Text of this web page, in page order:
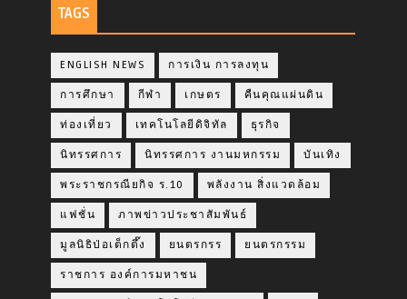
TAGS
ENGLISH NEWS การเงิน การลงทุน
การศึกษา กีฬา เกษตร คืนคุณแผ่นดิน
ท่องเที่ยว เทคโนโลยีดิจิทัล ธุรกิจ
นิทรรศการ นิทรรศการ งานมหกรรม บันเทิง
พระราชกรณียกิจ ร.10 พลังงาน สิ่งแวดล้อม
แฟชั่น ภาพข่าวประชาสัมพันธ์
มูลนิธิป่อเต็กตึ๊ง ยนตรกรร ยนตรกรรม
ราชการ องค์การมหาชน